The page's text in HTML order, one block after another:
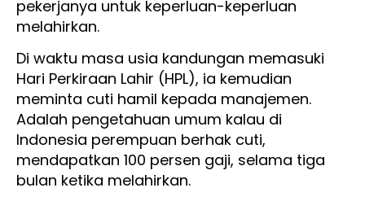
pekerjanya untuk keperluan-keperluan
melahirkan.
Di waktu masa usia kandungan memasuki
Hari Perkiraan Lahir (HPL), ia kemudian
meminta cuti hamil kepada manajemen.
Adalah pengetahuan umum kalau di
Indonesia perempuan berhak cuti,
mendapatkan 100 persen gaji, selama tiga
bulan ketika melahirkan.